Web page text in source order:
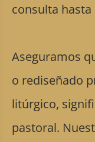
consulta
Aseguramos
o rediseñado
litúrgico,
pastoral.